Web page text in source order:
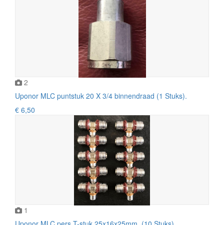
2
Uponor MLC puntstuk 20 X 3/4 binnendraad (1 Stuks).
€ 6,50
1